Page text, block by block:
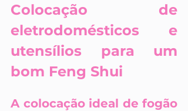
Colocação de
eletrodomésticos e
utensílios para um
bom Feng Shui
A colocação ideal de fogão